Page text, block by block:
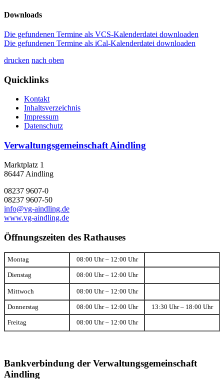
Downloads
Die gefundenen Termine als VCS-Kalenderdatei downloaden
Die gefundenen Termine als iCal-Kalenderdatei downloaden
drucken nach oben
Quicklinks
Kontakt
Inhaltsverzeichnis
Impressum
Datenschutz
Verwaltungsgemeinschaft Aindling
Marktplatz 1
86447 Aindling
08237 9607-0
08237 9607-50
info@vg-aindling.de
www.vg-aindling.de
Öffnungszeiten des Rathauses
Montag 08:00 Uhr – 12:00 Uhr
Dienstag 08:00 Uhr – 12:00 Uhr
Mittwoch 08:00 Uhr – 12:00 Uhr
Donnerstag 08:00 Uhr – 12:00 Uhr 13:30 Uhr – 18:00 Uhr
Freitag 08:00 Uhr – 12:00 Uhr
Bankverbindung der Verwaltungsgemeinschaft
Aindling